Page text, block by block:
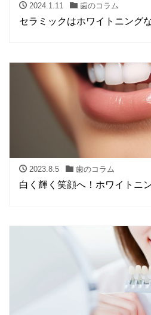
2024.1.11 歯のコラム
セラミックはホワイトニング
2023.8.5 歯のコラム
白く輝く笑顔へ！ホワイトニ